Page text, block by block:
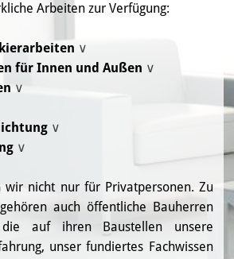
Arbeiten zur Verfügung:
∨
Räume planen wir gemeinsam
diese dann mit schönen und
für Sie um. Egal wie Ihr Stil
Ihnen Ihre Vorstellungen in die
und Wischtechniken oder das
sind möglich.
für Innen und Außen ∨
Anstricharbeiten im
Auch Außenarbeiten, wie
dem Streichen von Balkonen
Fenstern und Türen übernehmen
∨
oder Fototapete – wir Tapezieren
Ihre Räume fachgerecht mit den
geschmackvolle Bodenbeläge
Materialien.
∨
imprägnieren Ihre Fassaden
geeigneten Materials und der
Ihrer Fassade.
∨
eine sinnvolle Investition. Wir
Wände und senken so Ihre
wir nicht nur für Privatpersonen. Zu
auch öffentliche Bauherren
auf ihren Baustellen unsere
unser fundiertes Fachwissen